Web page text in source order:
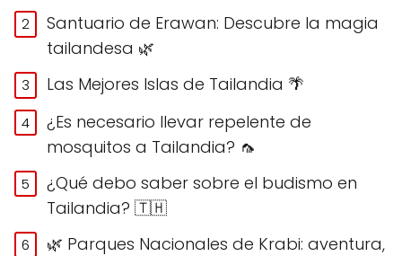
Santuario de Erawan: Descubre la magia
tailandesa 🌿
Las Mejores Islas de Tailandia 🌴
¿Es necesario llevar repelente de
mosquitos a Tailandia? 🦟
¿Qué debo saber sobre el budismo en
Tailandia? 🇹🇭
🌿 Parques Nacionales de Krabi: aventura,